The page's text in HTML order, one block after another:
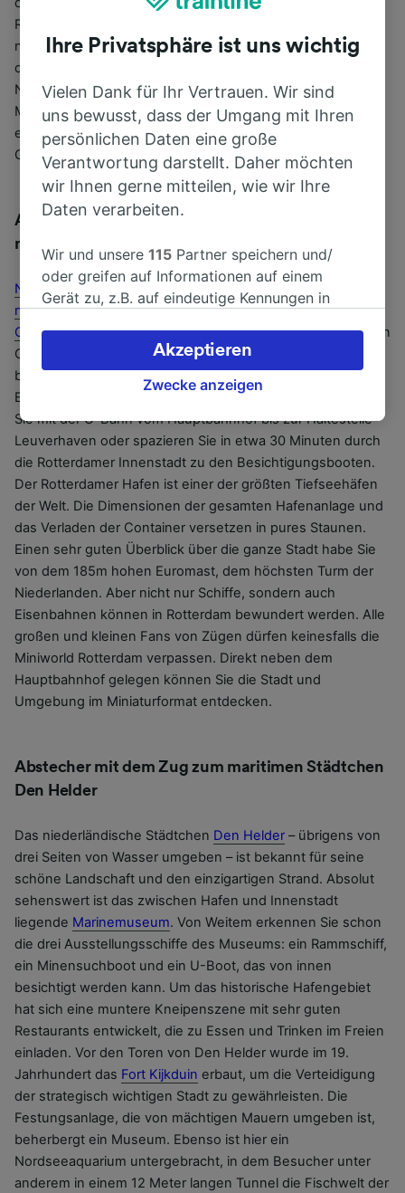
Regierungsstadt und im Paleis Noordeinde hat der
niederländische König seinen Sitz. Schlendern Sie entlang
der Langen Voorhout, einer der schönsten Alleen der
Niederlande mit vielen Stadtpalästen. Die Niederlande im
Miniaturformat können Sie im Madurodam bewundern. Auf
einer Fläche von fast zwei Hektar sind die wichtigsten
Gebäude des Landes stilgerecht nachgebaut.
Abstecher mit dem Zug zur Hafenbesichtigung
nach Rotterdam
Nur 30 Minuten dauert die Zugfahrt von Den Haag Centraal
nach Rotterdam Centraal Hauptbahnhof. VonAmsterdam
Centraaletwa 40 Minuten. Besichtigen Sie dort den größten
Containerhafen Europas. Die Ablegestelle der Boote
befindet sich im Willemsplein in der Nähe der
Erasmusbrücke, dem Wahrzeichen von
Sie mit der U-Bahn vom Hauptbahnhof bis zur Haltestelle
Leuverhaven oder spazieren Sie in etwa 30 Minuten durch
die Rotterdamer Innenstadt zu den Besichtigungsbooten.
Der Rotterdamer Hafen ist einer der größten Tiefseehäfen
der Welt. Die Dimensionen der gesamten Hafenanlage und
das Verladen der Container versetzen in pures Staunen.
Einen sehr guten Überblick über die ganze Stadt habe Sie
von dem 185m hohen Euromast, dem höchsten Turm der
Niederlanden. Aber nicht nur Schiffe, sondern auch
Eisenbahnen können in Rotterdam bewundert werden. Alle
großen und kleinen Fans von Zügen dürfen keinesfalls die
Miniworld Rotterdam verpassen. Direkt neben dem
Hauptbahnhof gelegen können Sie die Stadt und
Umgebung im Miniaturformat entdecken.
Abstecher mit dem Zug zum maritimen Städtchen
Den Helder
Das niederländische Städtchen Den Helder – übrigens von
drei Seiten von Wasser umgeben – ist bekannt für seine
schöne Landschaft und den einzigartigen Strand. Absolut
sehenswert ist das zwischen Hafen und Innenstadt
liegende Marinemuseum. Von Weitem erkennen Sie schon
die drei Ausstellungsschiffe des Museums: ein Rammschiff,
ein Minensuchboot und ein U-Boot, das von innen
besichtigt werden kann. Um das historische Hafengebiet
hat sich eine muntere Kneipenszene mit sehr guten
Restaurants entwickelt, die zu Essen und Trinken im Freien
einladen. Vor den Toren von Den Helder wurde im 19.
Jahrhundert das Fort Kijkduin erbaut, um die Verteidigung
der strategisch wichtigen Stadt zu gewährleisten. Die
Festungsanlage, die von mächtigen Mauern umgeben ist,
beherbergt ein Museum. Ebenso ist hier ein
Nordseeaquarium untergebracht, in dem Besucher unter
anderem in einem 12 Meter langen Tunnel die Fischwelt der
Ihre Privatsphäre ist uns wichtig
Vielen Dank für Ihr Vertrauen. Wir sind
uns bewusst, dass der Umgang mit Ihren
persönlichen Daten eine große
Verantwortung darstellt. Daher möchten
wir Ihnen gerne mitteilen, wie wir Ihre
Daten verarbeiten.
Wir und unsere115 Partner speichern und/
oder greifen auf Informationen auf einem
Gerät zu, z.B. auf eindeutige Kennungen in
verarbeiten. Sie können Ihre Präferenzen
akzeptieren oder verwalten, einschließlich
Ihres Widerspruchsrechts bei berechtigtem
besuchen Sie jederzeit die Seite der
Datenschutzrichtlinie. Diese Präferenzen
werden unseren Partnern signalisiert und
haben keinen Einfluss auf Surfdaten. Ihre
Daten werden nicht für Tracking-Zwecke
verwendet, wenn Sie uns gebeten haben, Ihr
Surfverhalten nicht zu verfolgen.
Wir und unsere Partner verarbeiten Daten, um
Folgendes bereitzustellen:
Verwendung genauer Standortdaten.
Endgeräteeigenschaften zur Identifikation
aktiv abfragen. Speichern von oder Zugriff auf
Informationen auf einem Endgerät.
Personalisierte Werbung und Inhalte, Messung
Entwicklung und Verbesserung von
Angeboten.
Zwecke anzeigen
Akzeptieren